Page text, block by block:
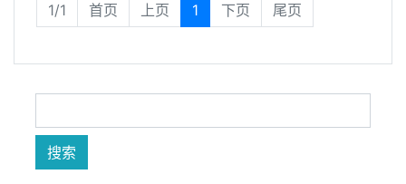
1/1 首页 上页 1 下页 尾页